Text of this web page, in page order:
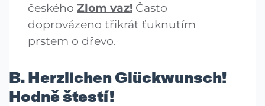
českého Zlom vaz! Často
doprovázeno třikrát ťuknutím
prstem o dřevo.
B. Herzlichen Glückwunsch!
Hodně štestí!